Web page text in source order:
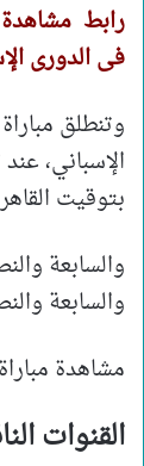
رابط مشاهدة
فى الدورى
وتنطلق
الإسباني،
بتوقيت
والسابعة
والسابعة
مشاهدة
القنوات